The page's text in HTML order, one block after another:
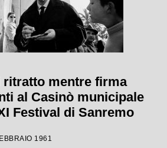
ritratto mentre firma
al Casinò municipale
Festival di Sanremo
1961